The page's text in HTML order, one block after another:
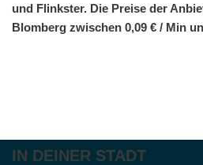
und Flinkster. Die Preise der
Blomberg zwischen 0,09 € / Min
IN DEINER STADT